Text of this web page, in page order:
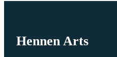
Die
Hennen Arts